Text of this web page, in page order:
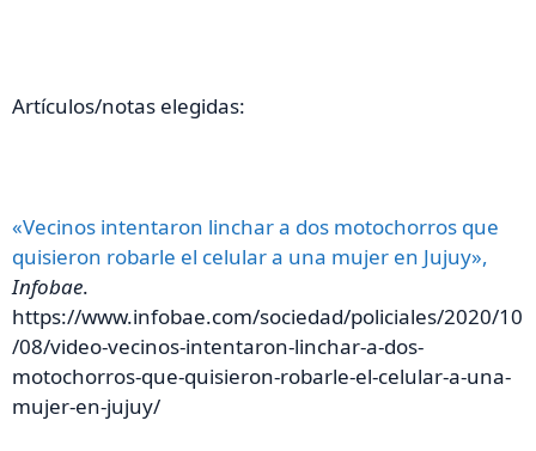
Artículos/notas elegidas:
«Vecinos intentaron linchar a dos motochorros que
quisieron robarle el celular a una mujer en Jujuy»,
Infobae.
https://www.infobae.com/sociedad/policiales/2020/10
/08/video-vecinos-intentaron-linchar-a-dos-
motochorros-que-quisieron-robarle-el-celular-a-una-
mujer-en-jujuy/